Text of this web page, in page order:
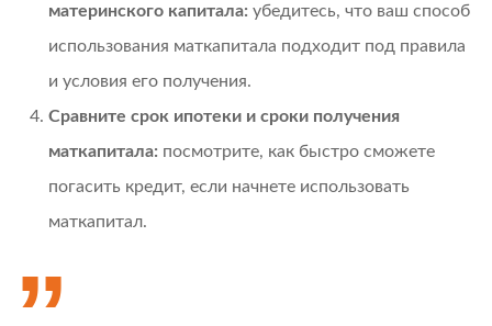
материнского капитала: убедитесь, что ваш способ
использования маткапитала подходит под правила
и условия его получения.
Сравните срок ипотеки и сроки получения
маткапитала: посмотрите, как быстро сможете
погасить кредит, если начнете использовать
маткапитал.